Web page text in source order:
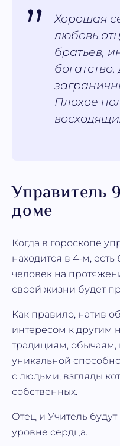
Хорошая
любовь
братьев,
Плохое
Управитель
доме
Когда в гороскопе
находится в 4-м,
человек на
своей жизни будет
Как правило, натив
интересом к другим
традициям, обычаям,
уникальной
с людьми, взгляды
собственных.
Отец и Учитель
уровне сердца.